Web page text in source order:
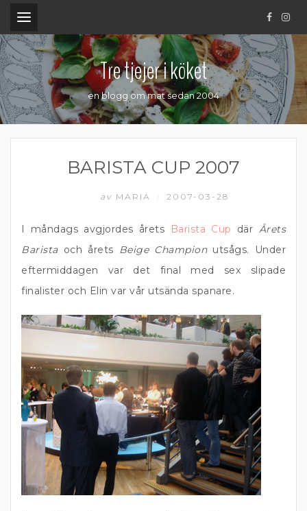
.
Tre tjejer i köket
en blogg om mat sedan 2004
BARISTA CUP 2007
av MARIA 2007-03-28
I måndags avgjordes årets Barista Cup där Årets
Baristaoch årets Beige Championutsågs. Under
eftermiddagen var det final med sex slipade
finalister och Elin var vår utsända spanare.